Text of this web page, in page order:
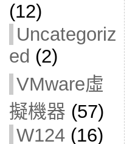
(12)
Uncategoriz
ed (2)
VMware虛
擬機器 (57)
W124(16)